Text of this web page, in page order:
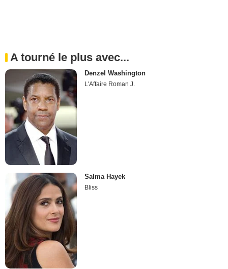
A tourné le plus avec...
Denzel Washington
L'Affaire Roman J.
Salma Hayek
Bliss